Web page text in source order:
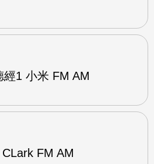
經1 小米 FM AM
FM AM